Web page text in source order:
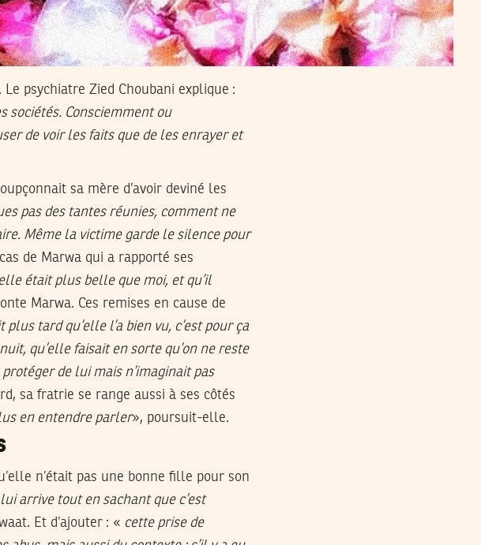
psychiatre Zied Choubani explique :
sociétés. Consciemment ou
de voir les faits que de les enrayer et
sa mère d’avoir deviné les
pas des tantes réunies, comment ne
Même la victime garde le silence pour
de Marwa qui a rapporté ses
était plus belle que moi, et qu’il
Marwa. Ces remises en cause de
plus tard qu’elle l’a bien vu, c’est pour ça
qu’elle faisait en sorte qu’on ne reste
de lui mais n’imaginait pas
sa fratrie se range aussi à ses côtés
en entendre parler», poursuit-elle.
n’était pas une bonne fille pour son
arrive tout en sachant que c’est
Et d’ajouter : « cette prise de